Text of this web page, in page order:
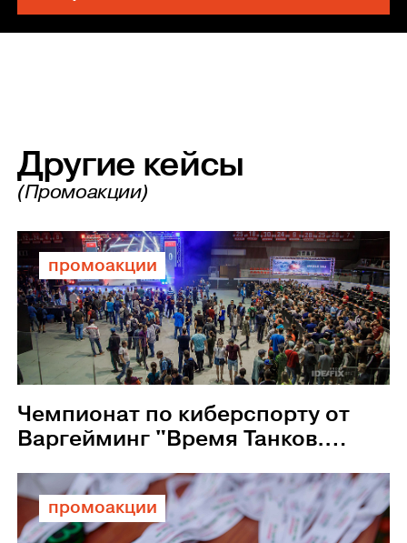
Другие кейсы
(Промоакции)
промоакции
Чемпионат по киберспорту от
Варгейминг "Время Танков.
промоакции